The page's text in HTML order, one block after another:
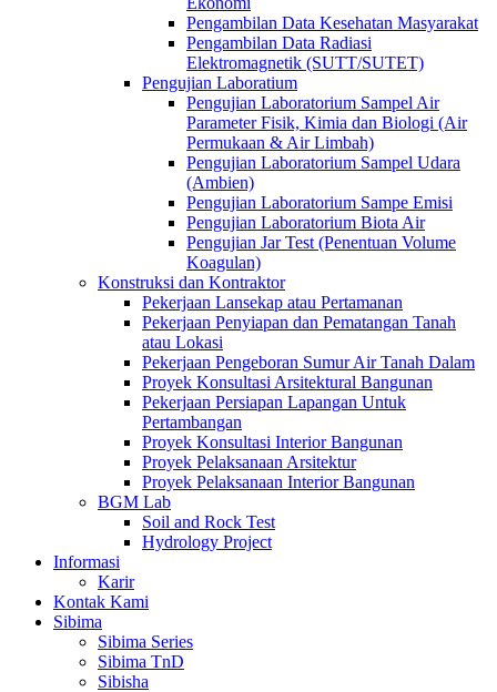
Pengambilan Data Kesehatan Masyarakat
Pengambilan Data Radiasi
Elektromagnetik (SUTT/SUTET)
Pengujian Laboratium
Pengujian Laboratorium Sampel Air
Parameter Fisik, Kimia dan Biologi (Air
Permukaan & Air Limbah)
Pengujian Laboratorium Sampel Udara
(Ambien)
Pengujian Laboratorium Sampe Emisi
Pengujian Laboratorium Biota Air
Pengujian Jar Test (Penentuan Volume
Koagulan)
Konstruksi dan Kontraktor
Pekerjaan Lansekap atau Pertamanan
Pekerjaan Penyiapan dan Pematangan Tanah
atau Lokasi
Pekerjaan Pengeboran Sumur Air Tanah Dalam
Proyek Konsultasi Arsitektural Bangunan
Pekerjaan Persiapan Lapangan Untuk
Pertambangan
Proyek Konsultasi Interior Bangunan
Proyek Pelaksanaan Arsitektur
Proyek Pelaksanaan Interior Bangunan
BGM Lab
Soil and Rock Test
Hydrology Project
Informasi
Karir
Kontak Kami
Sibima
Sibima Series
Sibima TnD
Sibisha